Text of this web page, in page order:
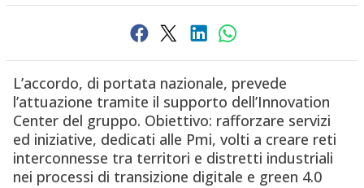
L’accordo, di portata nazionale, prevede
l’attuazione tramite il supporto dell’Innovation
Center del gruppo. Obiettivo: rafforzare servizi
ed iniziative, dedicati alle Pmi, volti a creare reti
interconnesse tra territori e distretti industriali
nei processi di transizione digitale e green 4.0